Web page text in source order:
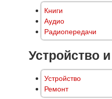
Книги
Аудио
Радиопередачи
Устройство
Устройство
Ремонт